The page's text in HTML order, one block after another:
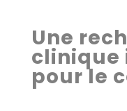
Une
clinique
pour le